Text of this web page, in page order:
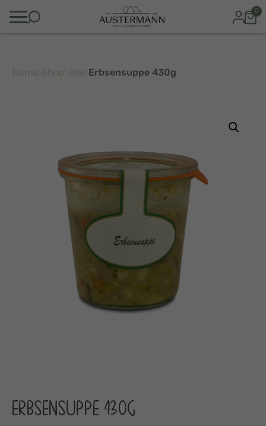
0
Erbsensuppe 430g
ERBSENSUPPE 430G